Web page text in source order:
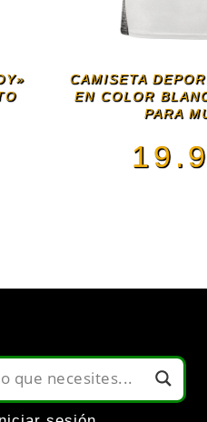
CAMISETA
EN COLOR
PARA